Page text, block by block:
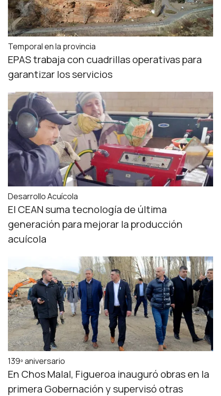
Temporal en la provincia
EPAS trabaja con cuadrillas operativas para
garantizar los servicios
Desarrollo Acuícola
El CEAN suma tecnología de última
generación para mejorar la producción
acuícola
139º aniversario
En Chos Malal, Figueroa inauguró obras en la
primera Gobernación y supervisó otras